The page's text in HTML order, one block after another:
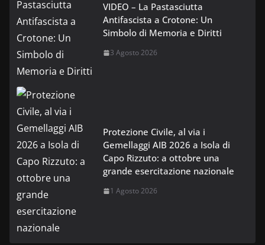
VIDEO – La Pastasciutta
Antifascista a Crotone: Un
Simbolo di Memoria e Diritti
3 Agosto 2026
Protezione Civile, al via i
Gemellaggi AIB 2026 a Isola di
Capo Rizzuto: a ottobre una
grande esercitazione nazionale
1 Agosto 2026